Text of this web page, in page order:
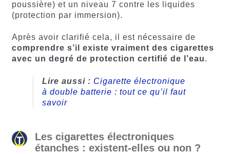
poussière) et un niveau 7 contre les liquides
(protection par immersion).
Après avoir clarifié cela, il est nécessaire de
comprendre s’il existe vraiment des cigarettes
avec un degré de protection certifié de l’eau.
Lire aussi : Cigarette électronique
à double batterie : tout ce qu’il faut
savoir
Les cigarettes électroniques
étanches : existent-elles ou non ?